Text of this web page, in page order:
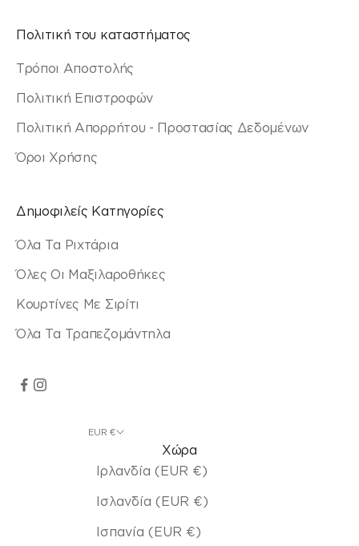
Πολιτική του καταστήματος
Τρόποι Αποστολής
Πολιτική Επιστροφών
Πολιτική Απορρήτου - Προστασίας Δεδομένων
Όροι Χρήσης
Δημοφιλείς Κατηγορίες
Όλα Τα Ριχτάρια
Όλες Οι Μαξιλαροθήκες
Κουρτίνες Με Σιρίτι
Όλα Τα Τραπεζομάντηλα
EUR €
Χώρα
Ιρλανδία (EUR €)
Ισλανδία (EUR €)
Ισπανία (EUR €)